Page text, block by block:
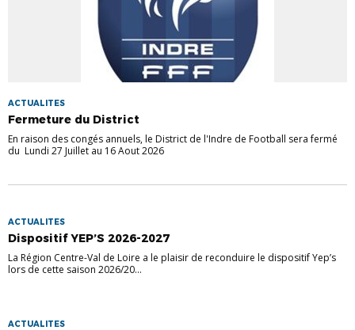
ACTUALITES
Fermeture du District
En raison des congés annuels, le District de l'Indre de Football sera fermé
du Lundi 27 Juillet au 16 Aout 2026
ACTUALITES
Dispositif YEP’S 2026-2027
La Région Centre-Val de Loire a le plaisir de reconduire le dispositif Yep’s
lors de cette saison 2026/20...
ACTUALITES